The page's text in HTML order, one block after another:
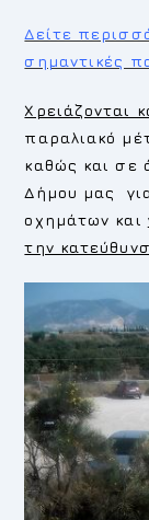
Δείτε
σημαντικές
Χρειάζονται
παραλιακό
καθώς και σε
Δήμου μας
οχημάτων και
την